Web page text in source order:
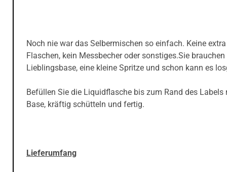
Noch nie war das Selbermischen so einfach. Keine extra
Flaschen, kein Messbecher oder sonstiges.Sie brauchen
Lieblingsbase, eine kleine Spritze und schon kann es
Befüllen Sie die Liquidflasche bis zum Rand des Labels
Base, kräftig schütteln und fertig.
Lieferumfang